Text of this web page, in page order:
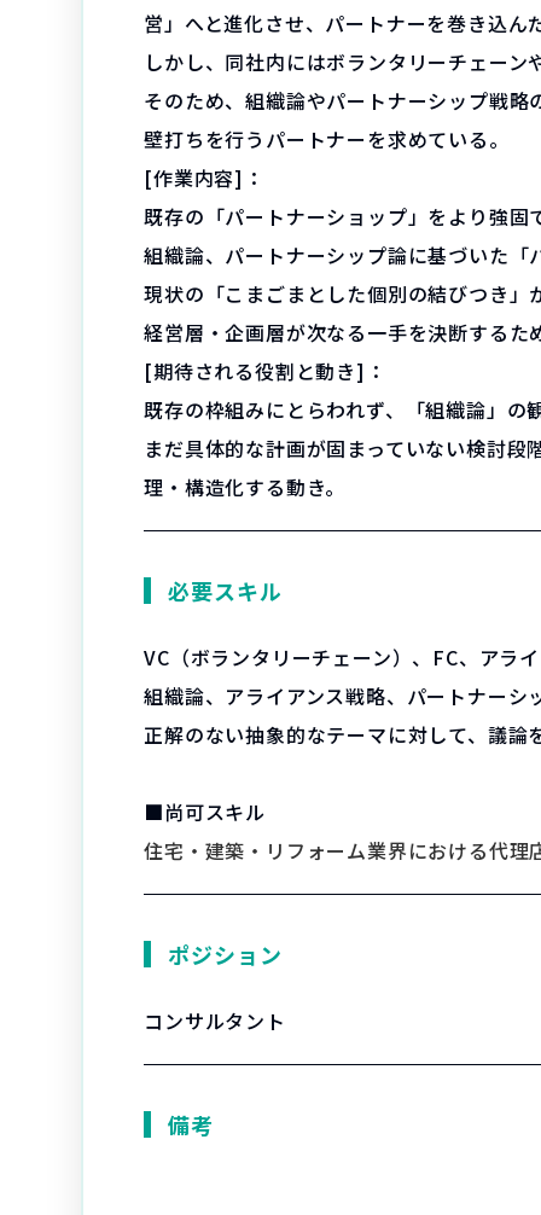
営」へと進化させ、パートナーを巻き込
しかし、同社内にはボランタリーチェー
そのため、組織論やパートナーシップ戦
壁打ちを行うパートナーを求めている。
[作業内容]：
既存の「パートナーショップ」をより強
組織論、パートナーシップ論に基づいた
現状の「こまごまとした個別の結びつき
経営層・企画層が次なる一手を決断する
[期待される役割と動き]：
既存の枠組みにとらわれず、「組織論」
まだ具体的な計画が固まっていない検討
理・構造化する動き。
必要スキル
VC（ボランタリーチェーン）、FC、アラ
組織論、アライアンス戦略、パートナーシ
正解のない抽象的なテーマに対して、議
■尚可スキル
住宅・建築・リフォーム業界における代
ポジション
コンサルタント
備考